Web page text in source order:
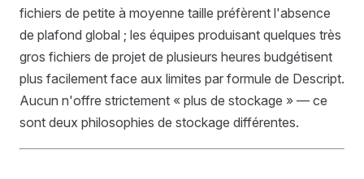
fichiers de petite à moyenne taille préfèrent l'absence
de plafond global ; les équipes produisant quelques très
gros fichiers de projet de plusieurs heures budgétisent
plus facilement face aux limites par formule de Descript.
Aucun n'offre strictement « plus de stockage » — ce
sont deux philosophies de stockage différentes.